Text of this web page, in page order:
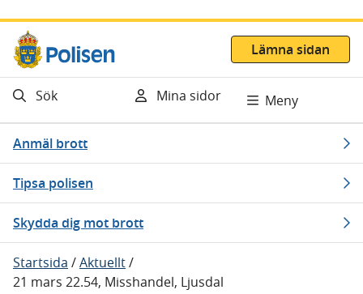
Gå direkt till innehåll
Lämna sidan
Sök Mina sidor Meny
Anmäl brott
Tipsa polisen
Skydda dig mot brott
Startsida /Aktuellt/
21 mars 22.54, Misshandel, Ljusdal